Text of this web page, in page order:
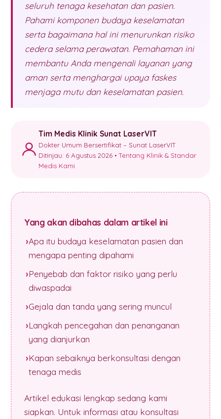
seluruh tenaga kesehatan dan pasien.
Pahami komponen budaya keselamatan
serta bagaimana hal ini menurunkan risiko
cedera selama perawatan. Pemahaman ini
membantu Anda mengenali layanan yang
aman serta menghargai upaya faskes
menjaga mutu dan keselamatan pasien.
Tim Medis Klinik Sunat LaserVIT
Dokter Umum Bersertifikat – Sunat LaserVIT
Ditinjau: 6 Agustus 2026 •Tentang Klinik & Standar
Medis Kami
Yang akan dibahas dalam artikel ini
Apa itu budaya keselamatan pasien dan
mengapa penting dipahami
Penyebab dan faktor risiko yang perlu
diwaspadai
Gejala dan tanda yang sering muncul
Langkah pencegahan dan penanganan
yang dianjurkan
Kapan sebaiknya berkonsultasi dengan
tenaga medis
Artikel edukasi lengkap sedang kami
siapkan. Untuk informasi atau konsultasi